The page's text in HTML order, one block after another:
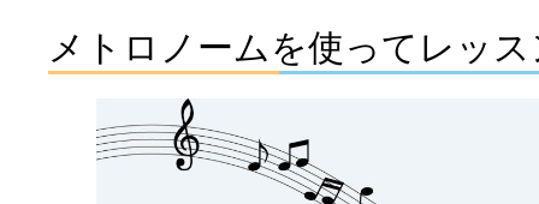
メトロノームを使ってレッ